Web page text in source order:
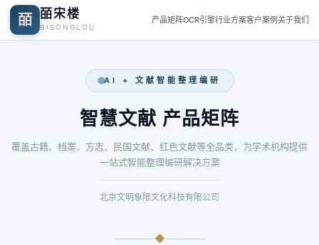
皕 皕宋楼
BISONGLOU
产品矩阵OCR引擎行业方案客户案例关于我们
AI + 文献智能整理编研
智慧文献 产品矩阵
覆盖古籍、档案、方志、民国文献、红色文献等全品类，为学术机构提供
一站式智能整理编研解决方案
北京文明象限文化科技有限公司
◆